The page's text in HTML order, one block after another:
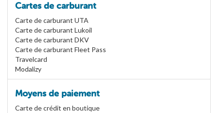
Cartes de carburant
Carte de carburant UTA
Carte de carburant Lukoil
Carte de carburant DKV
Carte de carburant Fleet Pass
Travelcard
Modalizy
Moyens de paiement
Carte de crédit en boutique